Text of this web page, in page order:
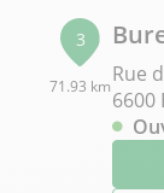
3
71.93 kmRue
6600